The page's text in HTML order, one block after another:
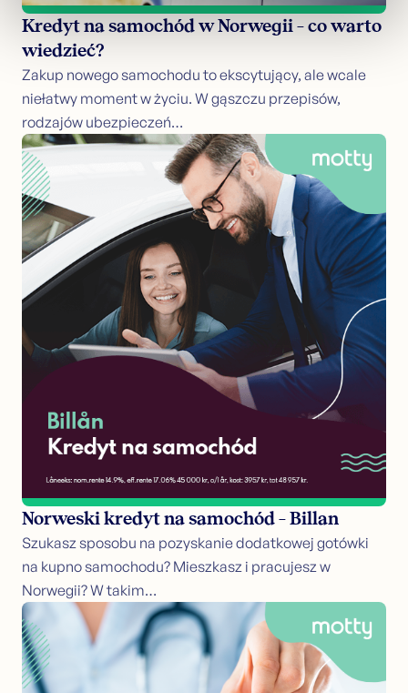
Kredyt na samochód w Norwegii – co warto
wiedzieć?
Zakup nowego samochodu to ekscytujący, ale wcale
niełatwy moment w życiu. W gąszczu przepisów,
rodzajów ubezpieczeń…
Norweski kredyt na samochód – Billan
Szukasz sposobu na pozyskanie dodatkowej gotówki
na kupno samochodu? Mieszkasz i pracujesz w
Norwegii? W takim…